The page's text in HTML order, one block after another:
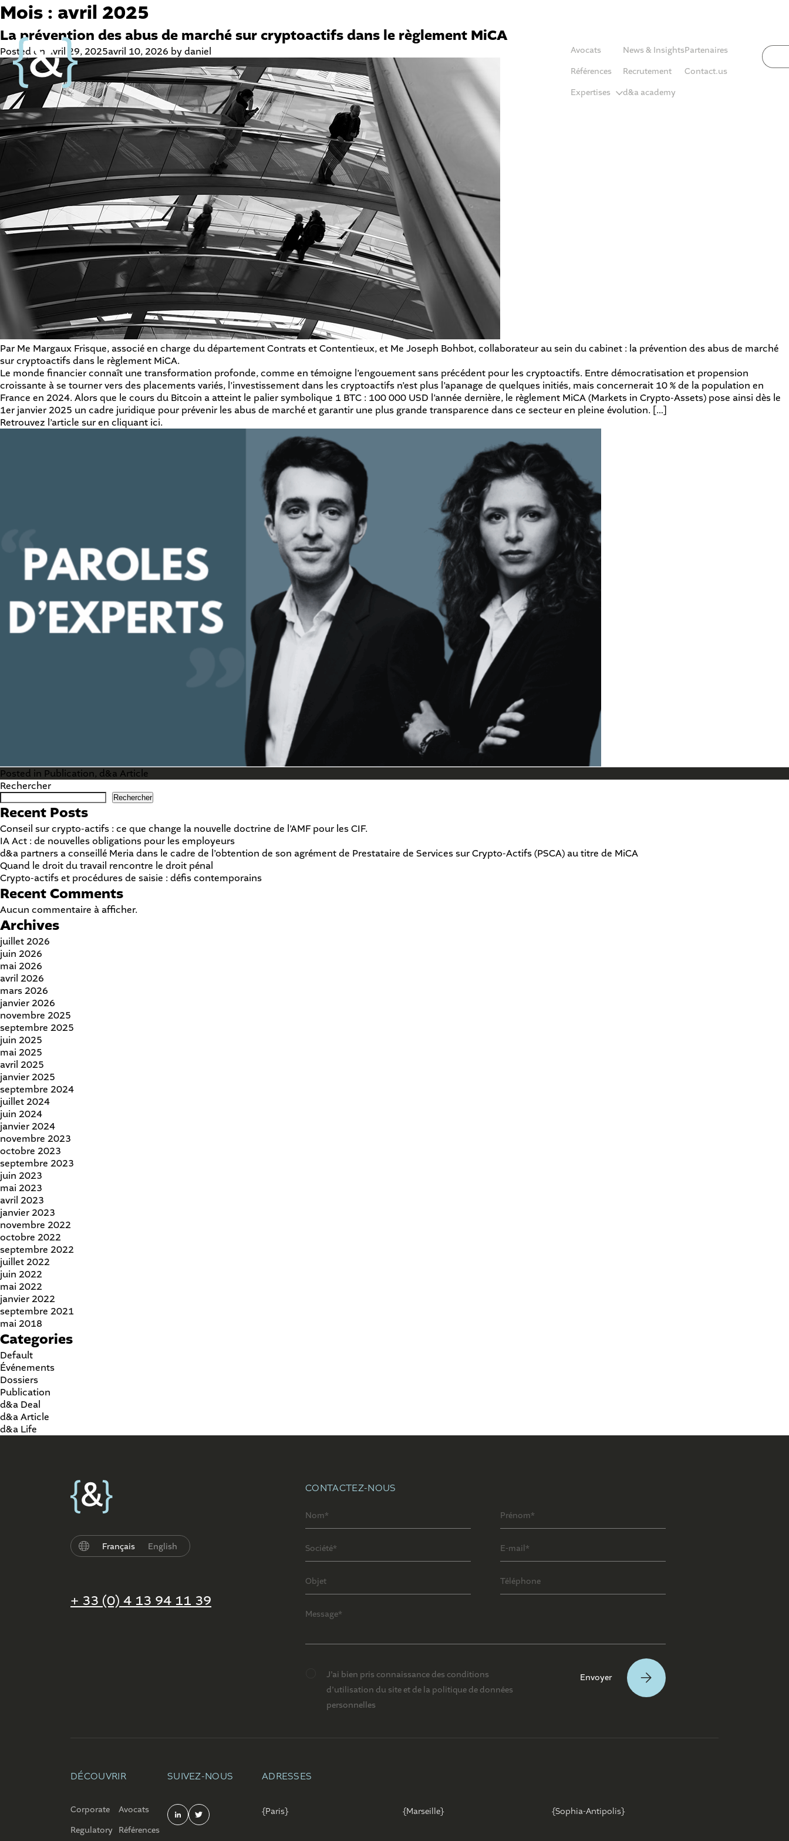
Avocats
Références
Expertises
News & Insights
Recrutement
d&a academy
Partenaires
Contact.us
Mois : avril 2025
La prévention des abus de marché sur cryptoactifs dans le règlement MiCA
Posted on avril 29, 2025avril 10, 2026 bydaniel
Par Me Margaux Frisque, associé en charge du département Contrats et Contentieux, et Me Joseph Bohbot, collaborateur au sein du cabinet : la prévention des abus de marché
sur cryptoactifs dans le règlement MiCA.
Le monde financier connaît une transformation profonde, comme en témoigne l’engouement sans précédent pour les cryptoactifs. Entre démocratisation et propension
croissante à se tourner vers des placements variés, l’investissement dans les cryptoactifs n’est plus l’apanage de quelques initiés, mais concernerait 10 % de la population en
France en 2024. Alors que le cours du Bitcoin a atteint le palier symbolique 1 BTC : 100 000 USD l’année dernière, le règlement MiCA (Markets in Crypto-Assets) pose ainsi dès le
1er janvier 2025 un cadre juridique pour prévenir les abus de marché et garantir une plus grande transparence dans ce secteur en pleine évolution. […]
Retrouvez l’article sur en cliquant ici.
Posted in Publication, d&a Article
Rechercher
Rechercher
Recent Posts
Conseil sur crypto-actifs : ce que change la nouvelle doctrine de l’AMF pour les CIF.
IA Act : de nouvelles obligations pour les employeurs
d&a partners a conseillé Meria dans le cadre de l’obtention de son agrément de Prestataire de Services sur Crypto-Actifs (PSCA) au titre de MiCA
Quand le droit du travail rencontre le droit pénal
Crypto-actifs et procédures de saisie : défis contemporains
Recent Comments
Aucun commentaire à afficher.
Archives
juillet 2026
juin 2026
mai 2026
avril 2026
mars 2026
janvier 2026
novembre 2025
septembre 2025
juin 2025
mai 2025
avril 2025
janvier 2025
septembre 2024
juillet 2024
juin 2024
janvier 2024
novembre 2023
octobre 2023
septembre 2023
juin 2023
mai 2023
avril 2023
janvier 2023
novembre 2022
octobre 2022
septembre 2022
juillet 2022
juin 2022
mai 2022
janvier 2022
septembre 2021
mai 2018
Categories
Default
Événements
Dossiers
Publication
d&a Deal
d&a Article
d&a Life
Français English
+ 33 (0) 4 13 94 11 39
CONTACTEZ-NOUS
J’ai bien pris connaissance des conditions
d’utilisation du site et de la politique de données
personnelles
DÉCOUVRIR
Corporate
Regulatory
Avocats
Références
SUIVEZ-NOUS ADRESSES
{Paris} {Marseille} {Sophia-Antipolis}